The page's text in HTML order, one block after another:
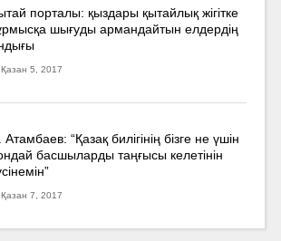
порталы: қыздары қытайлық жігітке
шығуды армандайтын елдердің
Қазан 5, 2017
Атамбаев: “Қазақ билігінің бізге не үшін
басшыларды таңғысы келетінін
Қазан 7, 2017